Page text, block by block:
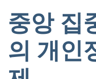
중앙 집
의 개인